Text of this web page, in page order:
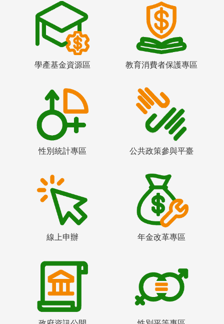
學產基金資源區 教育消費者保護專區
性別統計專區 公共政策參與平臺
線上申辦 年金改革專區